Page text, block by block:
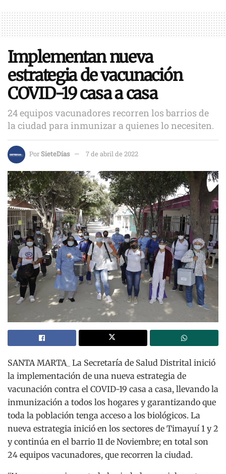
Implementan nueva
estrategia de vacunación
COVID-19 casa a casa
24 equipos vacunadores recorren los barrios de
la ciudad para inmunizar a quienes lo necesiten.
PorSieteDías 7 de abril de 2022
SANTA MARTA_ La Secretaría de Salud Distrital inició
la implementación de una nueva estrategia de
vacunación contra el COVID-19 casa a casa, llevando la
inmunización a todos los hogares y garantizando que
toda la población tenga acceso a los biológicos. La
nueva estrategia inició en los sectores de Timayuí 1 y 2
y continúa en el barrio 11 de Noviembre; en total son
24 equipos vacunadores, que recorren la ciudad.